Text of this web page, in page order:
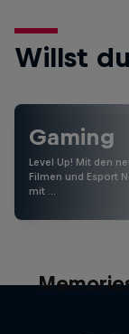
Willst
Gaming
Level Up! Mit den
Filmen und Esport
mit …